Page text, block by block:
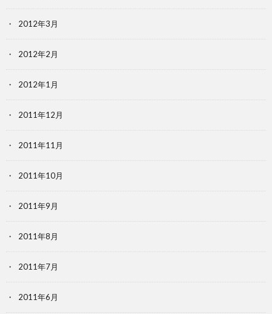
2012年3月
2012年2月
2012年1月
2011年12月
2011年11月
2011年10月
2011年9月
2011年8月
2011年7月
2011年6月